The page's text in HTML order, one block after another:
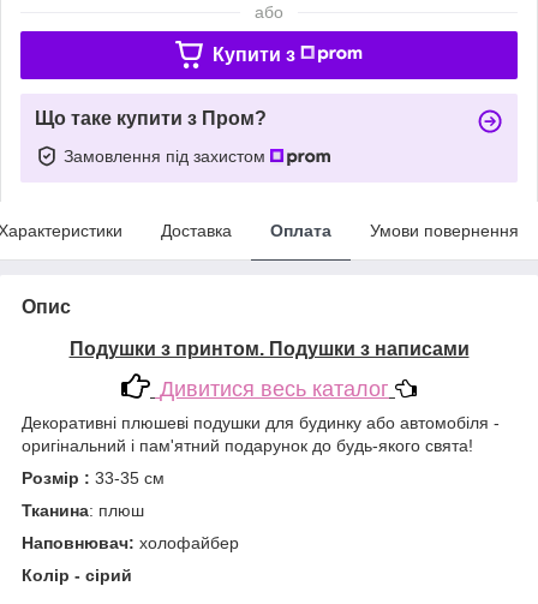
або
Купити з
Що таке купити з Пром?
Замовлення під захистом
Доставка Оплата Умови повернення
Опис
Подушки з принтом. Подушки з написами
Дивитися весь каталог
Декоративні плюшеві подушки для будинку або автомобіля -
оригінальний і пам'ятний подарунок до будь-якого свята!
Розмір : 33-35 см
Тканина: плюш
Наповнювач: холофайбер
Колір - сірий